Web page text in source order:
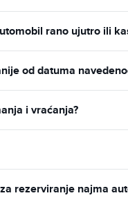
rano ujutro ili
od datuma
i vraćanja?
rezerviranje najma